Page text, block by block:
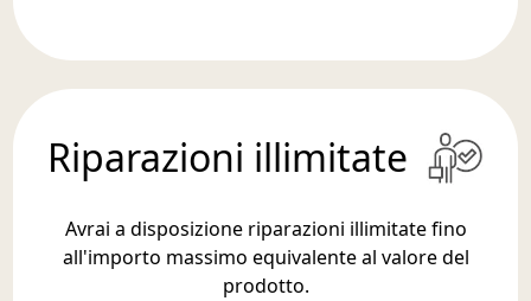
Riparazioni illimitate
Avrai a disposizione riparazioni illimitate fino
all'importo massimo equivalente al valore del
prodotto.